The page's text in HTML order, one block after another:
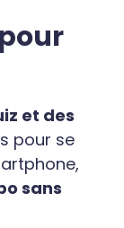
pour
et des
pour se
sans